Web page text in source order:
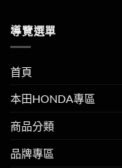
導覽選單
首頁
本田HONDA專區
商品分類
品牌專區